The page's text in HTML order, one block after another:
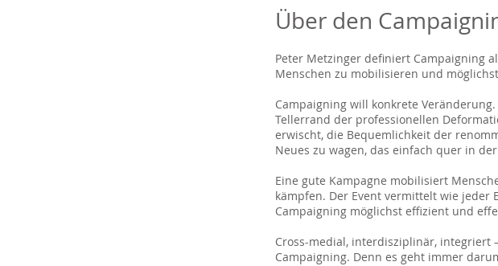
Über den
Peter Metzinger definiert Campaigning
Menschen zu mobilisieren und
Campaigning will konkrete
Tellerrand der professionellen
erwischt, die Bequemlichkeit der
Neues zu wagen, das einfach quer in
Eine gute Kampagne mobilisiert
kämpfen. Der Event vermittelt wie jeder
Campaigning möglichst effizient und
Cross-medial, interdisziplinär, integriert
Campaigning. Denn es geht immer